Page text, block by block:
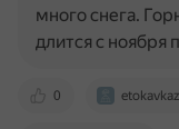
0
много снега.
длится с ноября